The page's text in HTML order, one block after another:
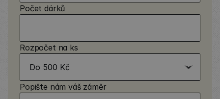
Počet dárků
Rozpočet na ks
Popište nám váš záměr